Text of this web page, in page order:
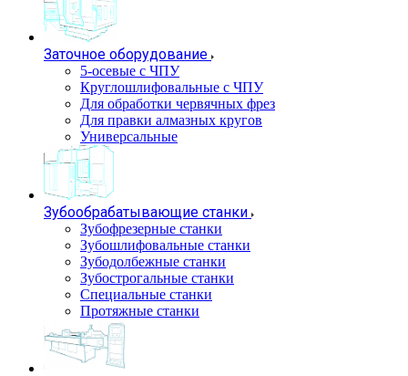
Заточное оборудование
5-осевые с ЧПУ
Круглошлифовальные с ЧПУ
Для обработки червячных фрез
Для правки алмазных кругов
Универсальные
Зубообрабатывающие станки
Зубофрезерные станки
Зубошлифовальные станки
Зубодолбежные станки
Зубострогальные станки
Специальные станки
Протяжные станки